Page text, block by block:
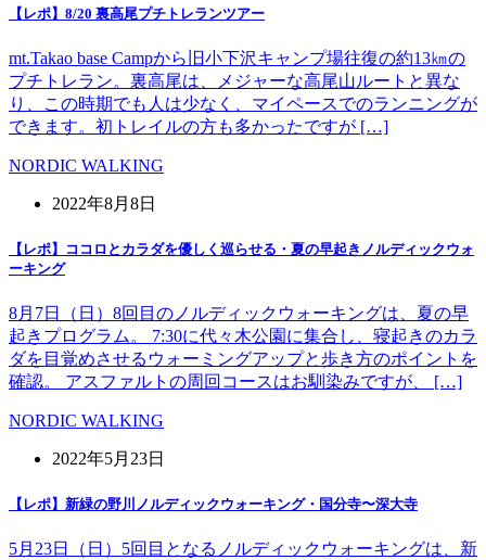
【レポ】8/20 裏高尾プチトレランツアー
mt.Takao base Campから旧小下沢キャンプ場往復の約13㎞の
プチトレラン。裏高尾は、メジャーな高尾山ルートと異な
り、この時期でも人は少なく、マイペースでのランニングが
できます。初トレイルの方も多かったですが […]
NORDIC WALKING
2022年8月8日
【レポ】ココロとカラダを優しく巡らせる・夏の早起きノルディックウォ
ーキング
8月7日（日）8回目のノルディックウォーキングは、夏の早
起きプログラム。 7:30に代々木公園に集合し、寝起きのカラ
ダを目覚めさせるウォーミングアップと歩き方のポイントを
確認。 アスファルトの周回コースはお馴染みですが、 […]
NORDIC WALKING
2022年5月23日
【レポ】新緑の野川ノルディックウォーキング・国分寺〜深大寺
5月23日（日）5回目となるノルディックウォーキングは、新